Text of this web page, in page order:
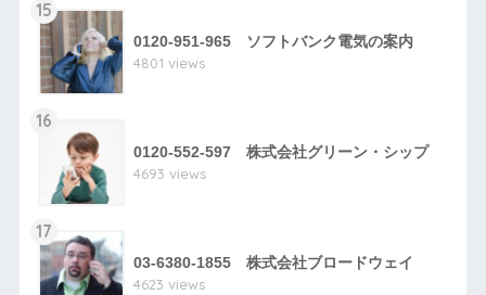
15
0120-951-965 ソフトバンク電気の案内
4801 views
16
0120-552-597 株式会社グリーン・シップ
4693 views
17
03-6380-1855 株式会社ブロードウェイ
4623 views